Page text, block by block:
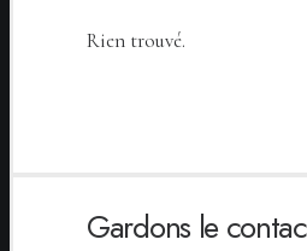
Rien trouvé.
Gardons le